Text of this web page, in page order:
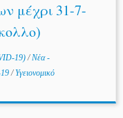
μέχρι 31-7-
19)/Νέα -
19/Υγειονομικό